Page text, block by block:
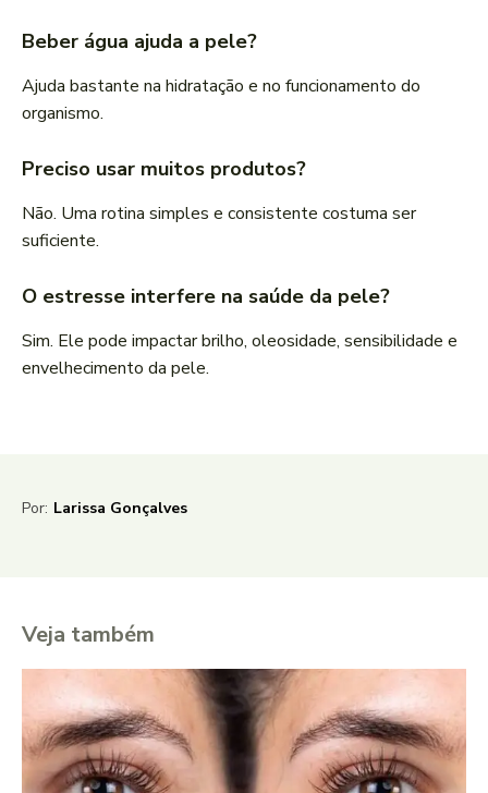
Beber água ajuda a pele?
Ajuda bastante na hidratação e no funcionamento do
organismo.
Preciso usar muitos produtos?
Não. Uma rotina simples e consistente costuma ser
suficiente.
O estresse interfere na saúde da pele?
Sim. Ele pode impactar brilho, oleosidade, sensibilidade e
envelhecimento da pele.
Por: Larissa Gonçalves
Veja também